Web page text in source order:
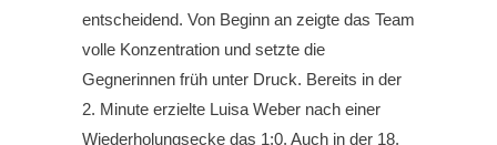
entscheidend. Von Beginn an zeigte das Team
volle Konzentration und setzte die
Gegnerinnen früh unter Druck. Bereits in der
2. Minute erzielte Luisa Weber nach einer
Wiederholungsecke das 1:0. Auch in der 18.